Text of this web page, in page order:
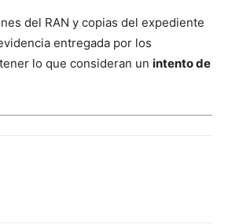
del RAN y copias del expediente
entregada por los
lo que consideran un intento de